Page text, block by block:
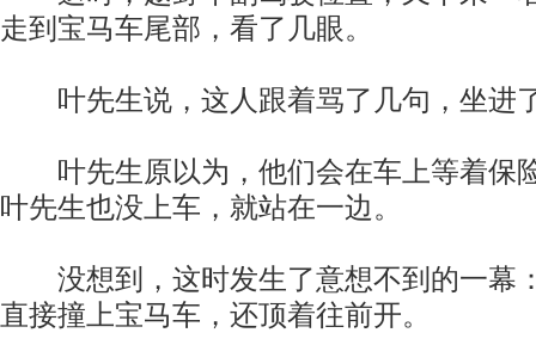
走到宝马车尾部，看了几眼。
叶先生说，这人跟着骂了几句，坐进
叶先生原以为，他们会在车上等着保
叶先生也没上车，就站在一边。
没想到，这时发生了意想不到的一幕
直接撞上宝马车，还顶着往前开。